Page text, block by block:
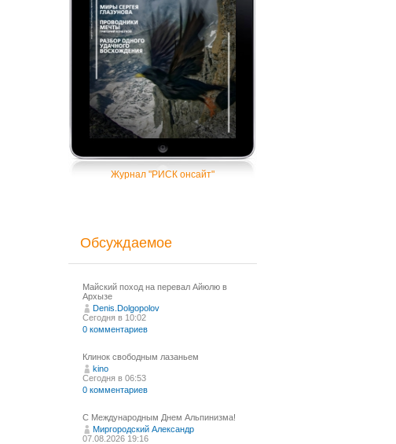
Журнал "РИСК онсайт"
Обсуждаемое
Майский поход на перевал Айюлю в
Архызе
Denis.Dolgopolov
Сегодня в 10:02
0 комментариев
Клинок свободным лазаньем
kino
Сегодня в 06:53
0 комментариев
С Международным Днем Альпинизма!⁠
Миргородский Александр
07.08.2026 19:16